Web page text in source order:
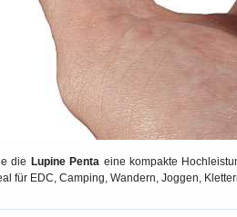
die Lupine Penta eine kompakte
für EDC, Camping, Wandern, Joggen,